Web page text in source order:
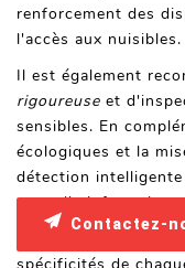
renforcement des
l'accès aux nuisibles.
Il est également
rigoureuse et
sensibles. En
écologiques et la
détection
nouvelle infestation.
Lors de nos
spécificités de
Contactez-